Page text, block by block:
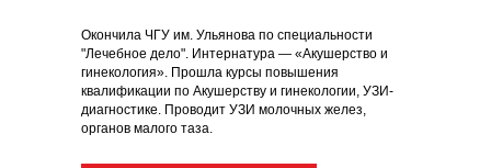
Окончила ЧГУ им. Ульянова по специальности
"Лечебное дело". Интернатура — «Акушерство и
гинекология». Прошла курсы повышения
квалификации по Акушерству и гинекологии, УЗИ-
диагностике. Проводит УЗИ молочных желез,
органов малого таза.